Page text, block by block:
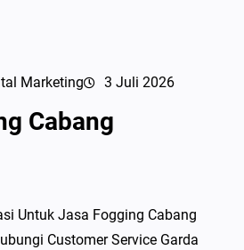
Marketing 3 Juli 2026
Cabang
Untuk Jasa Fogging Cabang
Customer Service Garda